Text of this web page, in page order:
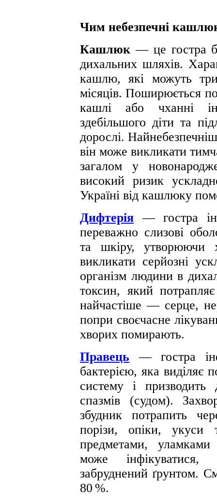
Чим небезпечні
Кашлюк — це гостра
дихальних шляхів.
кашлю, які можуть
місяців. Поширюється
кашлі або чханні
здебільшого діти та
дорослі.
він може викликати
загалом у
високий ризик
Україні від кашлюку
Дифтерія
— гостра
переважно слизові
та шкіру, утворюючи
викликати серйозні
організм людини в
токсин, який
найчастіше — серце,
попри своєчасне
хворих помирають.
Правець
— гостра
бактерією, яка виділяє
систему і
спазмів (судом).
збудник потрапить
порізи, опіки, укуси
предметами,
може
забруднений ґрунтом.
80 %.